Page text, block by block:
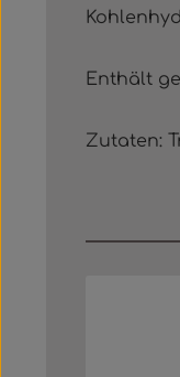
Enthält
Zutaten: